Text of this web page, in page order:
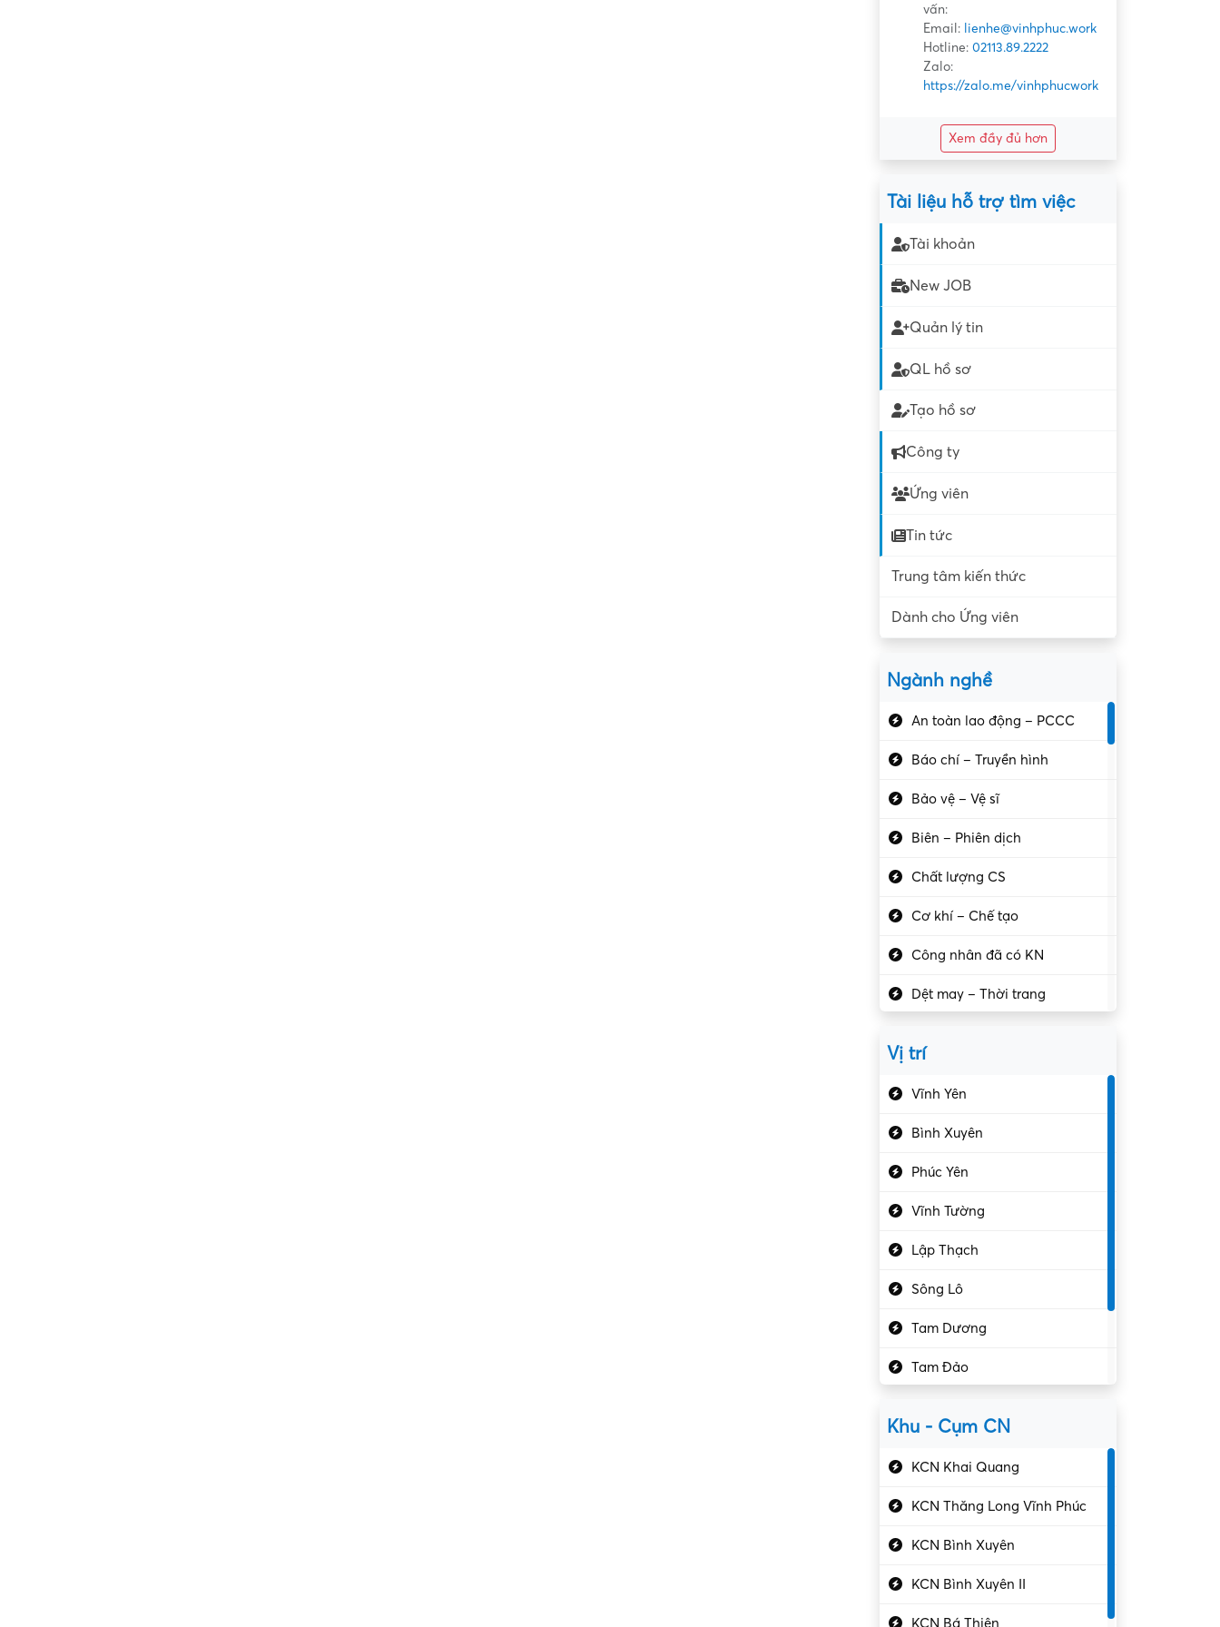
vấn:
Email: lienhe@vinhphuc.work
Hotline: 02113.89.2222
Zalo:
https://zalo.me/vinhphucwork
Xem đầy đủ hơn
Tài liệu hỗ trợ tìm việc
Tài khoản
New JOB
Quản lý tin
QL hồ sơ
Tạo hồ sơ
Công ty
Ứng viên
Tin tức
Trung tâm kiến thức
Dành cho Ứng viên
Ngành nghề
An toàn lao động – PCCC
Báo chí – Truyền hình
Bảo vệ – Vệ sĩ
Biên – Phiên dịch
Chất lượng CS
Cơ khí – Chế tạo
Công nhân đã có KN
Dệt may – Thời trang
Kiểm soát chất lượng
Kỹ sư cơ khí
Kỹ sư điện
Kỹ thuật cao
Kỹ thuật mạng – IT
Làm bán thời gian
Lao động phổ thông
Vị trí
Vĩnh Yên
Bình Xuyên
Phúc Yên
Vĩnh Tường
Lập Thạch
Sông Lô
Tam Dương
Tam Đảo
Khu - Cụm CN
KCN Khai Quang
KCN Thăng Long Vĩnh Phúc
KCN Bình Xuyên
KCN Bình Xuyên II
KCN Bá Thiện